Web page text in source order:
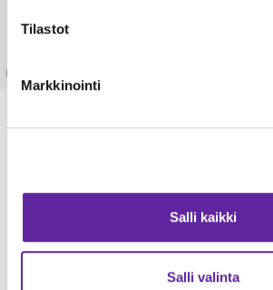
Tilastot
Markkinointi
Salli kaikki
Salli valinta